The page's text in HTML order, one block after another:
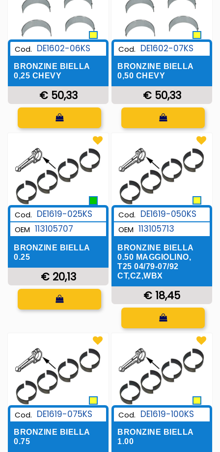
Cod. DE1602-06KS
BRONZINE BIELLA
0,25 CHEVY
€ 50,33
Quantità
Cod. DE1602-07KS
BRONZINE BIELLA
0,50 CHEVY
€ 50,33
Quantità
Cod. DE1619-025KS
OEM 113105707
BRONZINE BIELLA
0.25
€ 20,13
Quantità
Cod. DE1619-050KS
OEM 113105713
BRONZINE BIELLA
0.50 MAGGIOLINO,
T25 04/79-07/92
CT,CZ,WBX
€ 18,45
Quantità
Cod. DE1619-075KS
BRONZINE BIELLA
0.75
Cod. DE1619-100KS
BRONZINE BIELLA
1.00